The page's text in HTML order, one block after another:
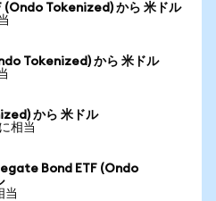
(Ondo Tokenized) から 米ドル
Tokenized) から 米ドル
から 米ドル
相当
Bond ETF (Ondo
当